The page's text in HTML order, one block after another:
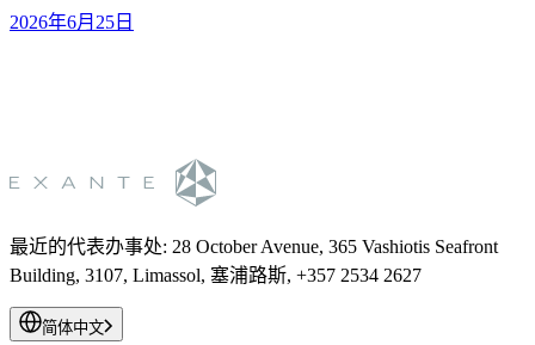
2026年6月25日
最近的代表办事处: 28 October Avenue, 365 Vashiotis Seafront
Building, 3107, Limassol, 塞浦路斯, +357 2534 2627
简体中文